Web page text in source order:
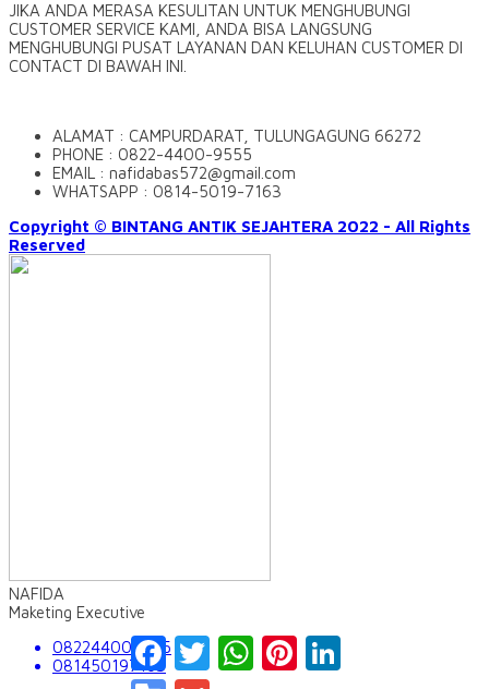
JIKA ANDA MERASA KESULITAN UNTUK MENGHUBUNGI
CUSTOMER SERVICE KAMI, ANDA BISA LANGSUNG
MENGHUBUNGI PUSAT LAYANAN DAN KELUHAN CUSTOMER DI
CONTACT DI BAWAH INI.
ALAMAT : CAMPURDARAT, TULUNGAGUNG 66272
PHONE : 0822-4400-9555
EMAIL : nafidabas572@gmail.com
WHATSAPP : 0814-5019-7163
Copyright © BINTANG ANTIK SEJAHTERA 2022 - All Rights
Reserved
NAFIDA
Maketing Executive
082244009555
081450197163
FacebookTwitterWhatsAppPinterest